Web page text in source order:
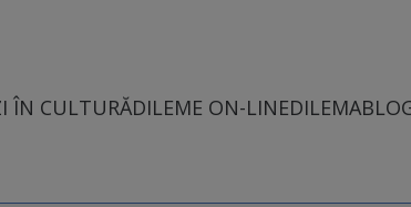
ÎN CULTURĂDILEME ON-LINE